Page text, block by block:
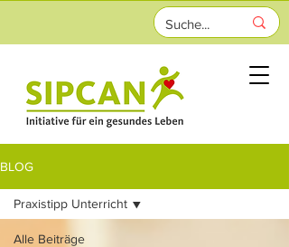
BLOG
Alle Beiträge
Praxistipp Unterricht